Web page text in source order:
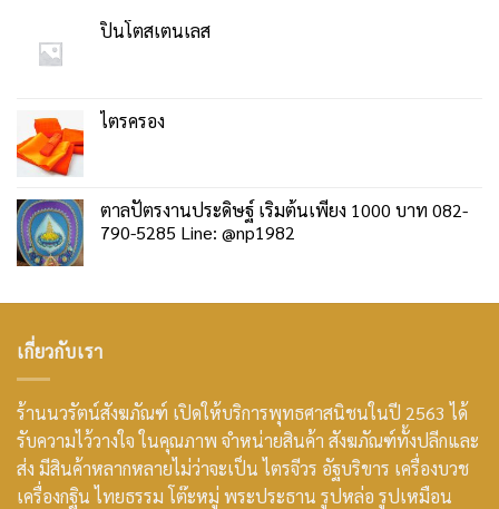
ปิ่นโตสเตนเลส
ไตรครอง
ตาลปัตรงานประดิษฐ์ เริ่มต้นเพียง 1000 บาท 082-
790-5285 Line: @np1982
เกี่ยวกับเรา
ร้านนวรัตน์สังฆภัณฑ์ เปิดให้บริการพุทธศาสนิชนในปี 2563 ได้
รับความไว้วางใจ ในคุณภาพ จำหน่ายสินค้า สังฆภัณฑ์ทั้งปลีกและ
ส่ง มีสินค้าหลากหลายไม่ว่าจะเป็น ไตรจีวร อัฐบริขาร เครื่องบวช
เครื่องกฐิน ไทยธรรม โต๊ะหมู่ พระประธาน รูปหล่อ รูปเหมือน